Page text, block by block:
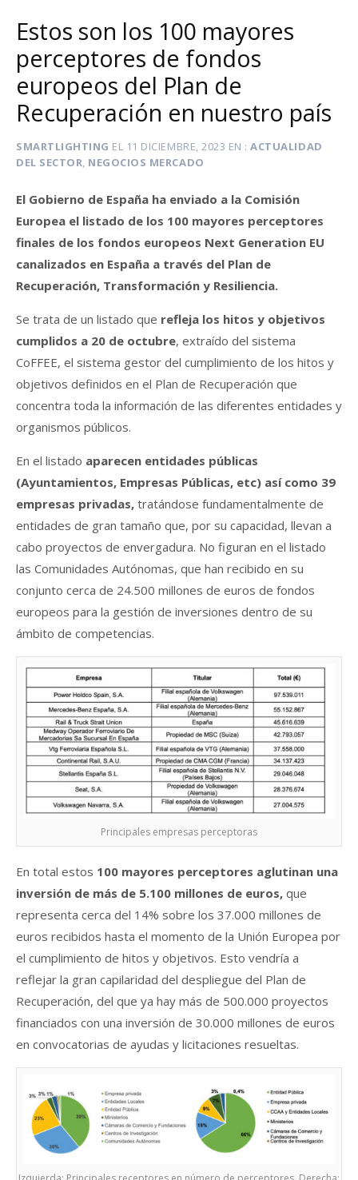
Estos son los 100 mayores
perceptores de fondos
europeos del Plan de
Recuperación en nuestro país
SMARTLIGHTING EL 11 DICIEMBRE, 2023 EN
ACTUALIDAD
DEL SECTOR, NEGOCIOS MERCADO
El Gobierno de España ha enviado a la Comisión
Europea el listado de los 100 mayores perceptores
finales de los fondos europeos Next Generation EU
canalizados en España a través del Plan de
Recuperación, Transformación y Resiliencia.
Se trata de un listado que refleja los hitos y objetivos
cumplidos a 20 de octubre, extraído del sistema
CoFFEE, el sistema gestor del cumplimiento de los hitos y
objetivos definidos en el Plan de Recuperación que
concentra toda la información de las diferentes entidades y
organismos públicos.
En el listado aparecen entidades públicas
(Ayuntamientos, Empresas Públicas, etc) así como 39
empresas privadas, tratándose fundamentalmente de
entidades de gran tamaño que, por su capacidad, llevan a
cabo proyectos de envergadura. No figuran en el listado
las Comunidades Autónomas, que han recibido en su
conjunto cerca de 24.500 millones de euros de fondos
europeos para la gestión de inversiones dentro de su
ámbito de competencias.
Principales empresas perceptoras
En total estos 100 mayores perceptores aglutinan una
inversión de más de 5.100 millones de euros, que
representa cerca del 14% sobre los 37.000 millones de
euros recibidos hasta el momento de la Unión Europea por
el cumplimiento de hitos y objetivos. Esto vendría a
reflejar la gran capilaridad del despliegue del Plan de
Recuperación, del que ya hay más de 500.000 proyectos
financiados con una inversión de 30.000 millones de euros
en convocatorias de ayudas y licitaciones resueltas.